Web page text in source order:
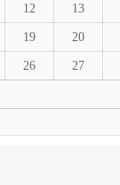
12 13
19 20
26 27